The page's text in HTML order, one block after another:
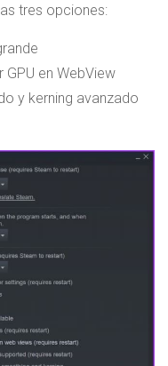
tres opciones:
en WebView
y kerning avanzado